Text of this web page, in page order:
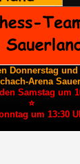
Donnerstag
Arena
Samstag um
⭐
um 13:30